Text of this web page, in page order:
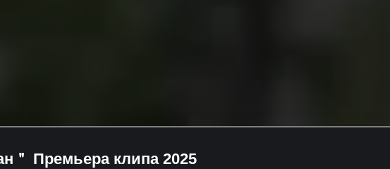
＂ Премьера клипа 2025